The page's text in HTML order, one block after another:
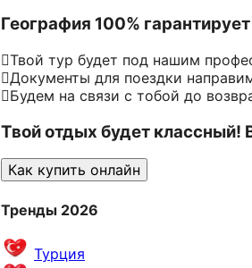
География 100% гарантирует
Твой тур будет под нашим
Документы для поездки
Будем на связи с тобой до
Твой отдых будет классный!
Как купить онлайн
Тренды 2026
Турция